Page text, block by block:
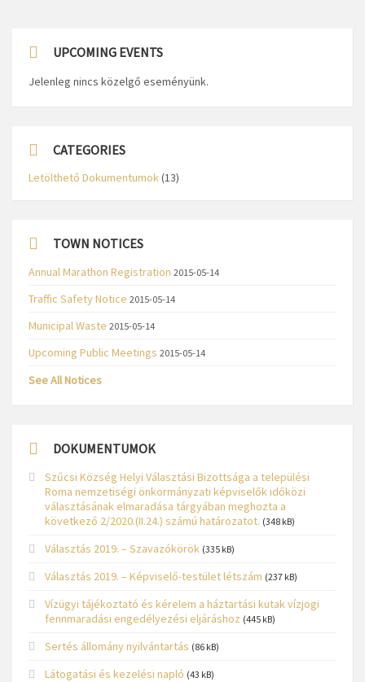
UPCOMING EVENTS
Jelenleg nincs közelgő eseményünk.
CATEGORIES
Letölthető Dokumentumok(13)
TOWN NOTICES
Annual Marathon Registration 2015-05-14
Traffic Safety Notice 2015-05-14
Municipal Waste 2015-05-14
Upcoming Public Meetings 2015-05-14
See All Notices
DOKUMENTUMOK
Szűcsi Község Helyi Választási Bizottsága a települési
Roma nemzetiségi önkormányzati képviselők időközi
választásának elmaradása tárgyában meghozta a
következő 2/2020.(II.24.) számú határozatot. (348 kB)
Választás 2019. – Szavazókörök (335 kB)
Választás 2019. – Képviselő-testület létszám (237 kB)
Vízügyi tájékoztató és kérelem a háztartási kutak vízjogi
fennmaradási engedélyezési eljáráshoz (445 kB)
Sertés állomány nyilvántartás (86 kB)
Látogatási és kezelési napló (43 kB)